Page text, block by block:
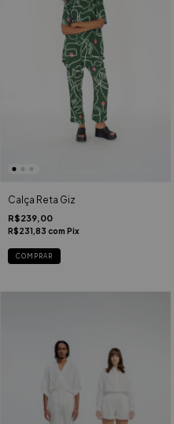
Calça Reta Giz
R$239,00
R$231,83 com Pix
COMPRAR